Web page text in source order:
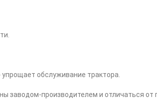
обслуживание трактора.
заводом-производителем и отличаться от